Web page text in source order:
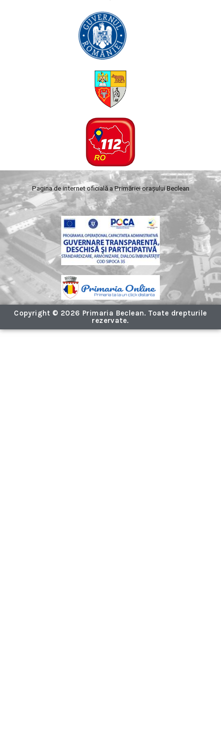
Pagina de internet oficială a Primăriei orașului Beclean
Copyright © 2026 Primaria Beclean. Toate drepturile
rezervate.